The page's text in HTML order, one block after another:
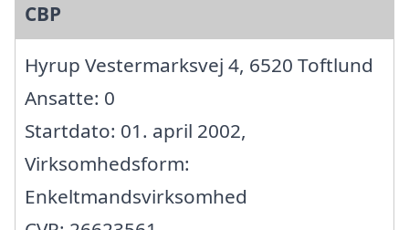
CBP
Hyrup Vestermarksvej 4, 6520 Toftlund
Ansatte: 0
Startdato: 01. april 2002,
Virksomhedsform:
Enkeltmandsvirksomhed